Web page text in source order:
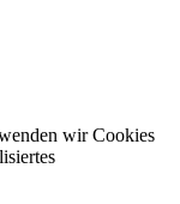
wir Cookies